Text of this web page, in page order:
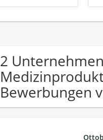
2
Bewerbungen